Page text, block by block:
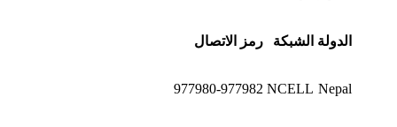
الدولة الشبكة رمز الاتصال
Nepal
NCELL
977980-977982